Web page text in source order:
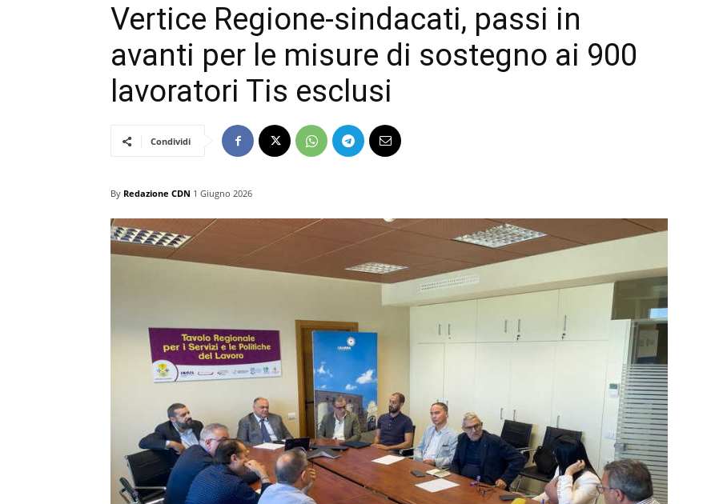
Vertice Regione-sindacati, passi in
avanti per le misure di sostegno ai 900
lavoratori Tis esclusi
Condividi
By Redazione CDN 1 Giugno 2026